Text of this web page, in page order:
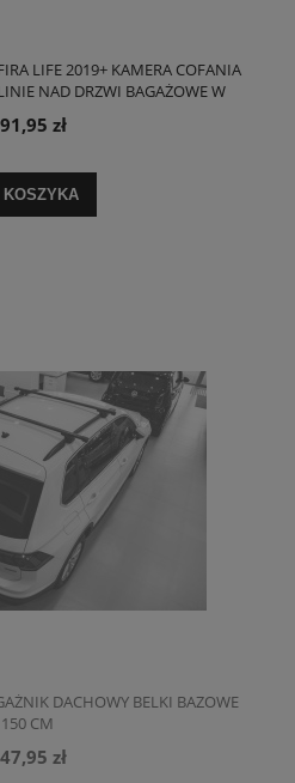
LIFE 2019+ KAMERA COFANIA
NAD DRZWI BAGAŻOWE W
ŚWIATŁA STOPU
zł
KOSZYKA
DACHOWY BELKI BAZOWE
150 CM
zł